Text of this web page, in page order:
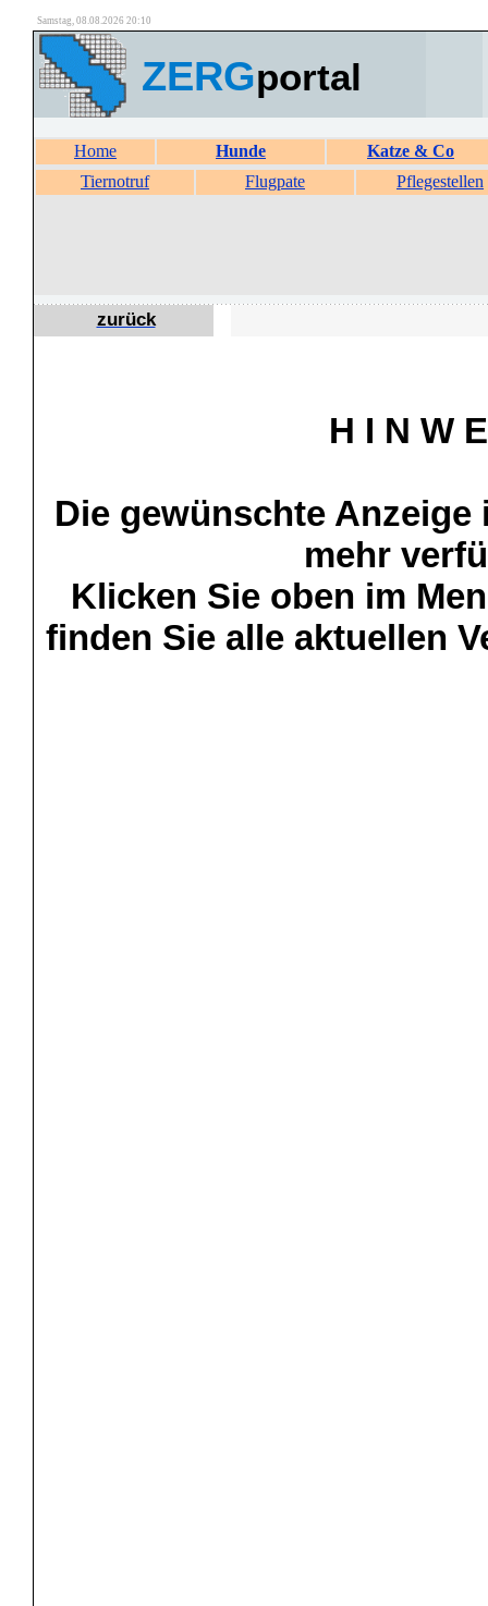
Samstag, 08.08.2026 20:10
ZERGportal
Home Hunde
Katze & Co
Tiernotruf
Flugpate Pflegestellen
zurück
H I N W
Die gewünschte
mehr
Klicken Sie oben im
finden Sie alle aktuellen